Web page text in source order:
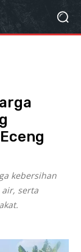
kebersihan
serta